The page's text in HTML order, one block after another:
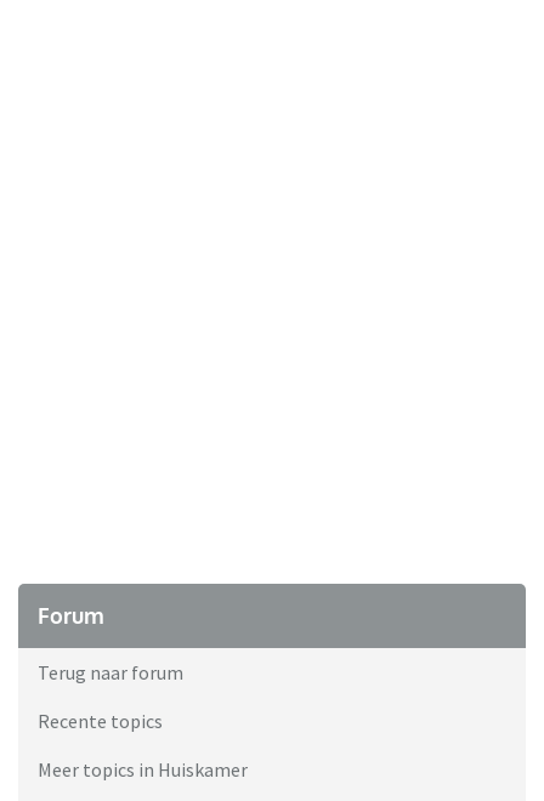
Forum
Terug naar forum
Recente topics
Meer topics in Huiskamer